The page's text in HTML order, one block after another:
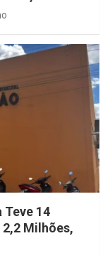
Teve 14
Milhões,